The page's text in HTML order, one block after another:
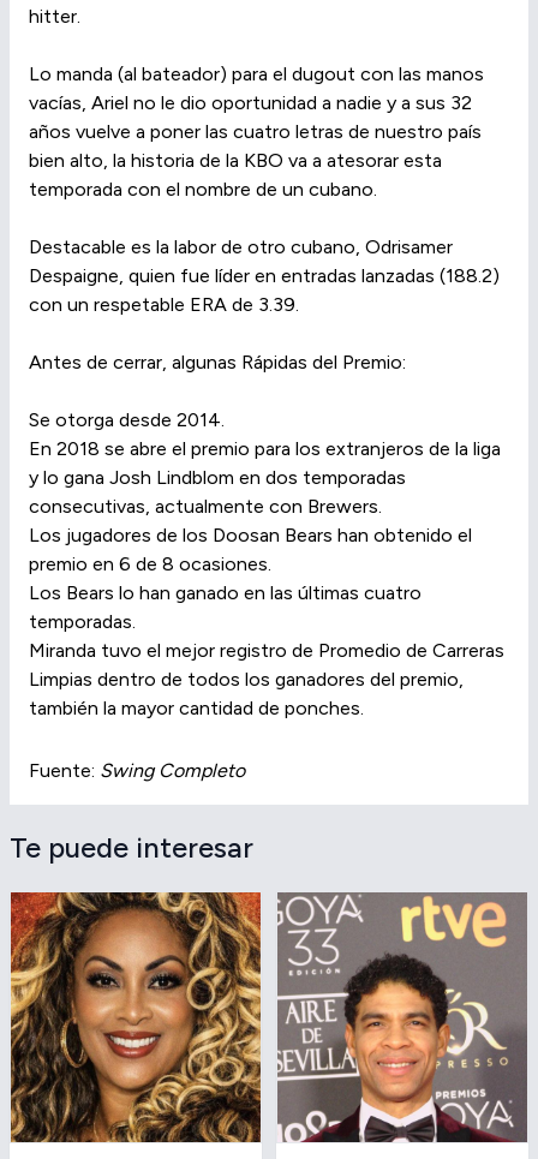
hitter.
Lo manda (al bateador) para el dugout con las manos
vacías, Ariel no le dio oportunidad a nadie y a sus 32
años vuelve a poner las cuatro letras de nuestro país
bien alto, la historia de la KBO va a atesorar esta
temporada con el nombre de un cubano.
Destacable es la labor de otro cubano, Odrisamer
Despaigne, quien fue líder en entradas lanzadas (188.2)
con un respetable ERA de 3.39.
Antes de cerrar, algunas Rápidas del Premio:
Se otorga desde 2014.
En 2018 se abre el premio para los extranjeros de la liga
y lo gana Josh Lindblom en dos temporadas
consecutivas, actualmente con Brewers.
Los jugadores de los Doosan Bears han obtenido el
premio en 6 de 8 ocasiones.
Los Bears lo han ganado en las últimas cuatro
temporadas.
Miranda tuvo el mejor registro de Promedio de Carreras
Limpias dentro de todos los ganadores del premio,
también la mayor cantidad de ponches.
Fuente: Swing Completo
Te puede interesar